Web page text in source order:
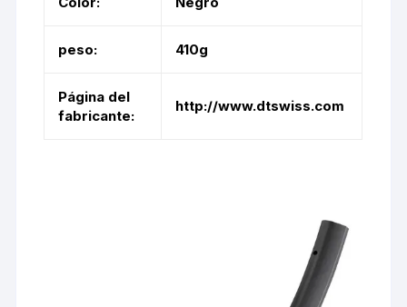
peso: 410g
Página del
fabricante:
http://www.dtswiss.com